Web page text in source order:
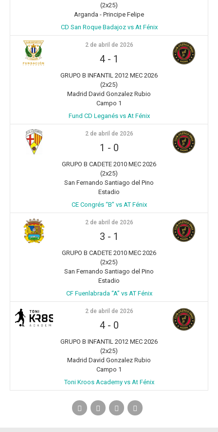
(2x25)
Arganda - Principe Felipe
CD San Roque Badajoz vs At Fénix
2 de abril de 2026
4- 1
GRUPO B INFANTIL 2012 MEC 2026
(2x25)
Madrid David Gonzalez Rubio
Campo 1
Fund CD Leganés vs At Fénix
2 de abril de 2026
1 - 0
GRUPO B CADETE 2010 MEC 2026
(2x25)
San Fernando Santiago del Pino
Estadio
CE Congrés “B” vs AT Fénix
2 de abril de 2026
3 - 1
GRUPO B CADETE 2010 MEC 2026
(2x25)
San Fernando Santiago del Pino
Estadio
CF Fuenlabrada “A” vs AT Fénix
2 de abril de 2026
4- 0
GRUPO B INFANTIL 2012 MEC 2026
(2x25)
Madrid David Gonzalez Rubio
Campo 1
Toni Kroos Academy vs At Fénix